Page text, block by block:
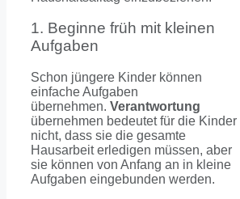
1. Beginne früh mit kleinen
Aufgaben
Schon jüngere Kinder können
einfache Aufgaben
übernehmen. Verantwortung
übernehmen bedeutet für die Kinder
nicht, dass sie die gesamte
Hausarbeit erledigen müssen, aber
sie können von Anfang an in kleine
Aufgaben eingebunden werden.